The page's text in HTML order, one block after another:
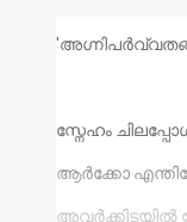
സ്നേഹം
ആർക്കോ
അവർക്കിടയിൽ